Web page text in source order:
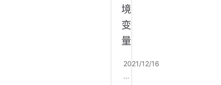
境
变
量
2021/12/16
...